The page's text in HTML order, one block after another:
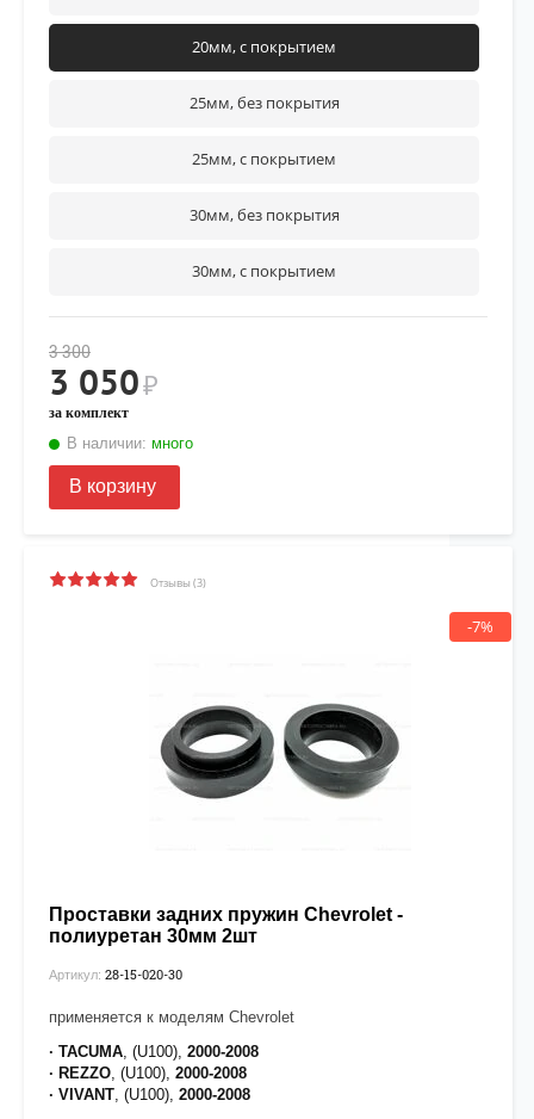
20мм, с покрытием
25мм, без покрытия
25мм, с покрытием
30мм, без покрытия
30мм, с покрытием
3 300
3 050₽
за комплект
В наличии: много
В корзину
Отзывы (3)
-7%
Проставки задних пружин Chevrolet -
полиуретан 30мм 2шт
Артикул: 28-15-020-30
применяется к моделям Chevrolet
· TACUMA , (U100), 2000-2008
· REZZO (U100), 2000-2008
· VIVANT , (U100), 2000-2008